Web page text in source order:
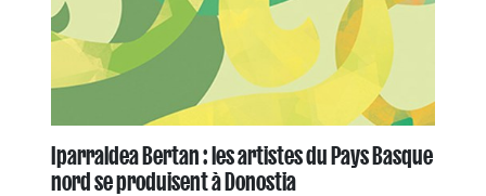
Iparraldea Bertan : les artistes du Pays Basque
nord se produisent à Donostia